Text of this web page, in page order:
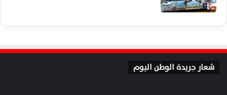
شعار جريدة الوطن اليوم